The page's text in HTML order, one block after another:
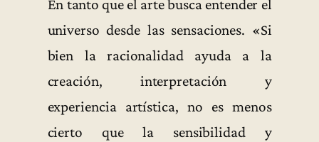
En tanto que el arte busca entender el
universo desde las sensaciones. «Si
bien la racionalidad ayuda a la
creación, interpretación y
experiencia artística, no es menos
cierto que la sensibilidad y